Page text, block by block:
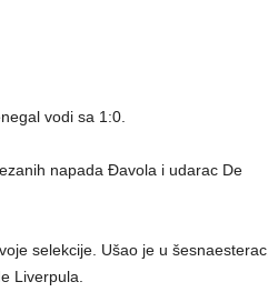
vodi sa 1:0.
napada Đavola i udarac De
selekcije. Ušao je u šesnaesterac,
Liverpula.